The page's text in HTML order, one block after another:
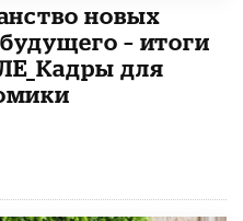
новых
– итоги
для